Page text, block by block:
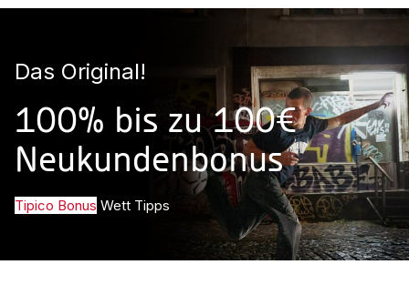
Das Original!
100% bis zu 100€
Neukundenbonus
Tipico Bonus Wett Tipps